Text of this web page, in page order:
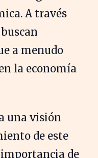
A través
a menudo
la economía
una visión
de este
de